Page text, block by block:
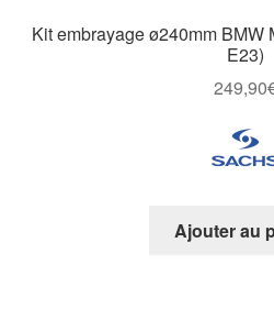
Kit embrayage ø240mm BMW
E23)
249,90
Ajouter au